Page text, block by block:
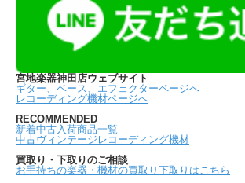
宮地楽器神田店ウェブサイト
ギター、ベース、エフェクターページへ
レコーディング機材ページへ
RECOMMENDED
新着中古入荷商品一覧
中古ヴィンテージレコーディング機材
買取り・下取りのご相談
お手持ちの楽器・機材の買取り下取りはこちら